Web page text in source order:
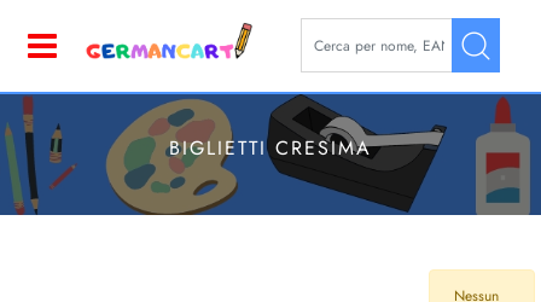
La modifica di un filtro
BIGLIETTI CRESIMA
Nessun